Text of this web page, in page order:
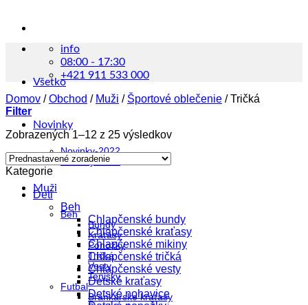
Všetko
Novinky
Novinky-2022
Novinky-2023
Muži
Beh
Bundy
Kraťasy
Ponožky
Tričká
Vesty
Tenisky
Futbal
Brankárske kraťasy
info
08:00 - 17:30
+421 911 533 000
Domov / Obchod / Muži / Športové oblečenie /Tričká
Filter
Zobrazených 1–12 z 25 výsledkov
Kategorie
Deti
Beh
Chlapčenské bundy
Chlapčenské kraťasy
Chlapčenské mikiny
Chlapčenské tričká
Chlapčenské vesty
Detské kraťasy
Detské nohavice